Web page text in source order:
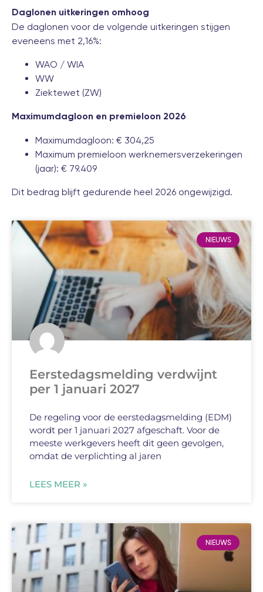
Daglonen uitkeringen omhoog
De daglonen voor de volgende uitkeringen stijgen
eveneens met 2,16%:
WAO / WIA
WW
Ziektewet (ZW)
Maximumdagloon en premieloon 2026
Maximumdagloon: € 304,25
Maximum premieloon werknemersverzekeringen
(jaar): € 79.409
Dit bedrag blijft gedurende heel 2026 ongewijzigd.
NIEUWS
Eerstedagsmelding verdwijnt
per 1 januari 2027
De regeling voor de eerstedagsmelding (EDM)
wordt per 1 januari 2027 afgeschaft. Voor de
meeste werkgevers heeft dit geen gevolgen,
omdat de verplichting al jaren
LEES MEER »
NIEUWS